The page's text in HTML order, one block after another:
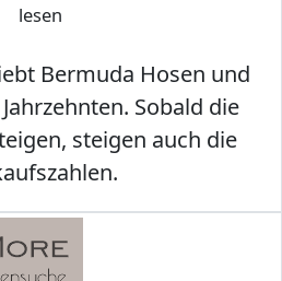
lesen
Bermuda Hosen und
Sobald die
steigen auch die